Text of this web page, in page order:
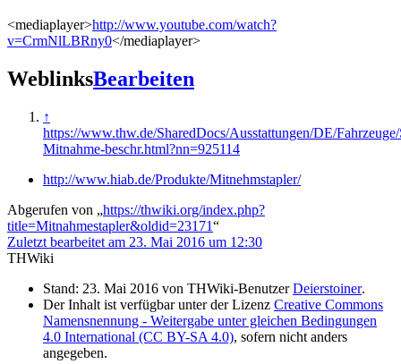
<mediaplayer>http://www.youtube.com/watch?
v=CrmNlLBRny0</mediaplayer>
WeblinksBearbeiten
↑
https://www.thw.de/SharedDocs/Ausstattungen/DE/
Mitnahme-beschr.html?nn=925114
http://www.hiab.de/Produkte/Mitnehmstapler/
Abgerufen von „https://thwiki.org/index.php?
title=Mitnahmestapler&oldid=23171“
Zuletzt bearbeitet am 23. Mai 2016 um 12:30
THWiki
Stand: 23. Mai 2016 von THWiki-BenutzerDeierstoiner.
Der Inhalt ist verfügbar unter der Lizenz Creative Commons
Namensnennung - Weitergabe unter gleichen Bedingungen
4.0 International (CC BY-SA 4.0), sofern nicht anders
angegeben.